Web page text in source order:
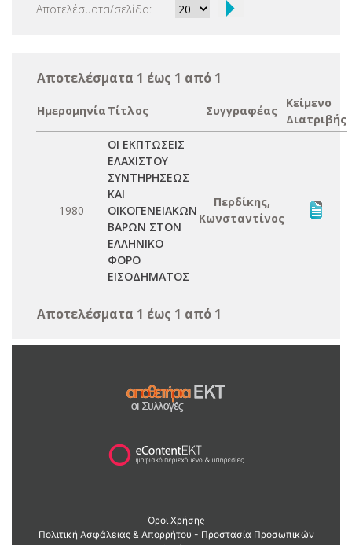
Αποτελέσματα/σελίδα:
Αποτελέσματα 1 έως 1 από 1
Ημερομηνία Τίτλος Συγγραφέας
Κείμενο
Διατριβής
1980
ΟΙ ΕΚΠΤΩΣΕΙΣ
ΕΛΑΧΙΣΤΟΥ
ΣΥΝΤΗΡΗΣΕΩΣ
ΚΑΙ
ΟΙΚΟΓΕΝΕΙΑΚΩΝ
ΒΑΡΩΝ ΣΤΟΝ
ΕΛΛΗΝΙΚΟ
ΦΟΡΟ
ΕΙΣΟΔΗΜΑΤΟΣ
Περδίκης,
Κωνσταντίνος
Αποτελέσματα 1 έως 1 από 1